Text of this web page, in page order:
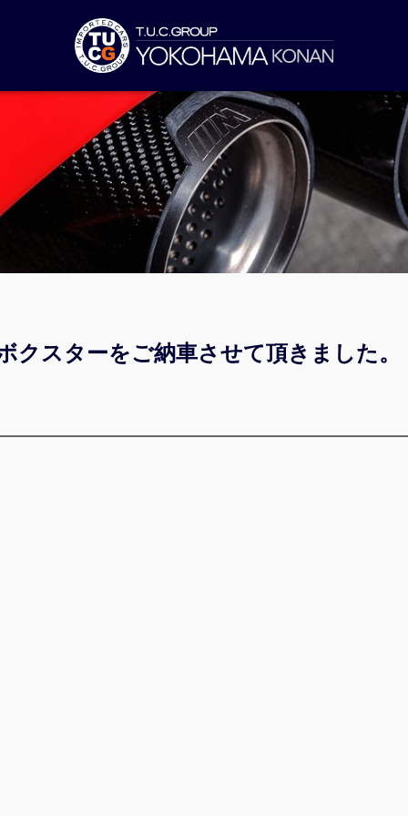
クスターをご納車させて頂きました。